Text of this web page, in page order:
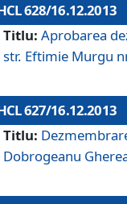
628/16.12.2013
Titlu: Aprobarea
str. Eftimie Murgu
627/16.12.2013
Titlu:
Dobrogeanu